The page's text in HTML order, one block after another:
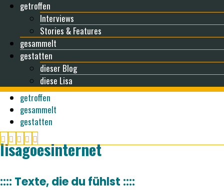
getroffen
Interviews
Stories & Features
gesammelt
gestatten
dieser Blog
diese Lisa
getroffen
gesammelt
gestatten
lisagoesinternet
:::: Texte, die du fühlst ::::